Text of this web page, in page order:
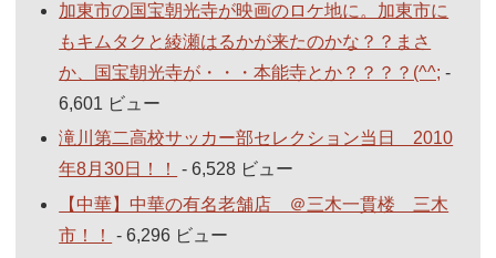
加東市の国宝朝光寺が映画のロケ地に。加東市に
もキムタクと綾瀬はるかが来たのかな？？まさ
か、国宝朝光寺が・・・本能寺とか？？？？(^^; -
6,601 ビュー
滝川第二高校サッカー部セレクション当日 2010
年8月30日！！
- 6,528 ビュー
【中華】中華の有名老舗店 ＠三木一貫楼 三木
市！！
- 6,296 ビュー